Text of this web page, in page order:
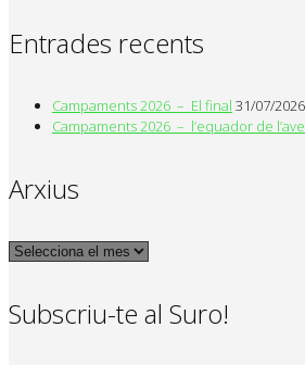
Entrades recents
Campaments 2026 – El final 31/07/2026
Campaments 2026 – l’equador de
Arxius
Arxius
Subscriu-te al Suro!